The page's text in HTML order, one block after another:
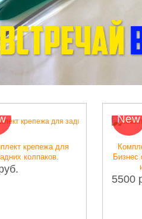
New
Комплект зеркал Газель
Бизнес с электроприводом